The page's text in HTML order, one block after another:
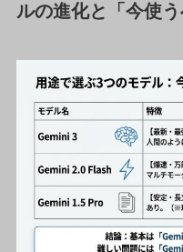
ルの進化と「今使う